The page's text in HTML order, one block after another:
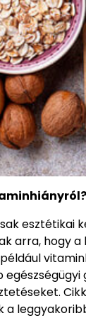
esztétikai
arra, hogy